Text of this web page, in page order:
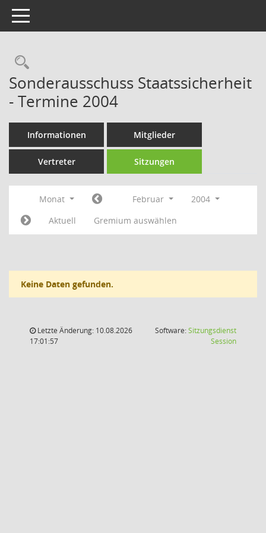
Toggle navigation
Rechercheauswahl
Sonderausschuss Staatssicherheit
- Termine 2004
Informationen Mitglieder
Vertreter Sitzungen
Monat Februar
2004
Aktuell
Gremium auswählen
Keine Daten gefunden.
Letzte Änderung: 10.08.2026
17:01:57
Software:Sitzungsdienst
Session(Wird in